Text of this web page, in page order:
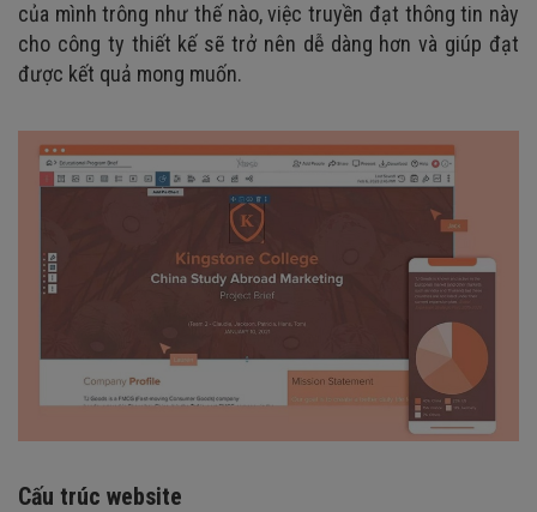
của mình trông như thế nào, việc truyền đạt thông tin này
cho công ty thiết kế sẽ trở nên dễ dàng hơn và giúp đạt
được kết quả mong muốn.
Cấu trúc website